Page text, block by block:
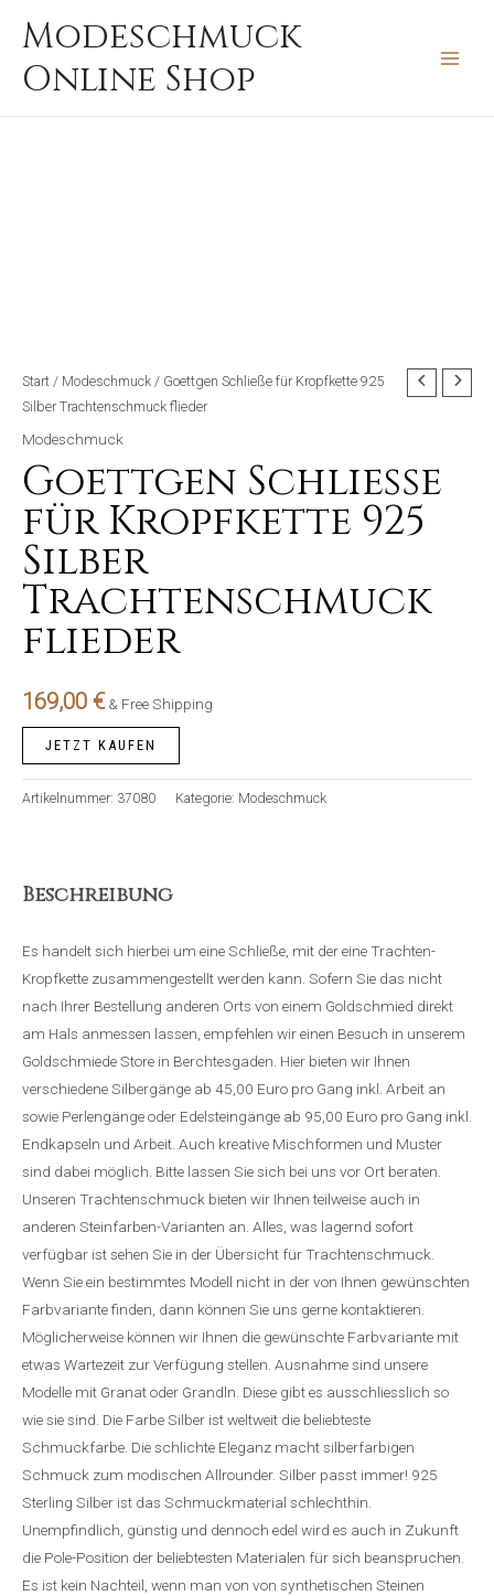
Inhalt
springen
Modeschmuck
Online Shop
Start / Modeschmuck / Goettgen Schließe für Kropfkette 925
Silber Trachtenschmuck flieder
Modeschmuck
Goettgen Schließe
für Kropfkette 925
Silber
Trachtenschmuck
flieder
169,00 € & Free Shipping
JETZT KAUFEN
Artikelnummer: 37080 Kategorie: Modeschmuck
Beschreibung
Es handelt sich hierbei um eine Schließe, mit der eine Trachten-
Kropfkette zusammengestellt werden kann. Sofern Sie das nicht
nach Ihrer Bestellung anderen Orts von einem Goldschmied direkt
am Hals anmessen lassen, empfehlen wir einen Besuch in unserem
Goldschmiede Store in Berchtesgaden. Hier bieten wir Ihnen
verschiedene Silbergänge ab 45,00 Euro pro Gang inkl. Arbeit an
sowie Perlengänge oder Edelsteingänge ab 95,00 Euro pro Gang inkl.
Endkapseln und Arbeit. Auch kreative Mischformen und Muster
sind dabei möglich. Bitte lassen Sie sich bei uns vor Ort beraten.
Unseren Trachtenschmuck bieten wir Ihnen teilweise auch in
anderen Steinfarben-Varianten an. Alles, was lagernd sofort
verfügbar ist sehen Sie in der Übersicht für Trachtenschmuck.
Wenn Sie ein bestimmtes Modell nicht in der von Ihnen gewünschten
Farbvariante finden, dann können Sie uns gerne kontaktieren.
Möglicherweise können wir Ihnen die gewünschte Farbvariante mit
etwas Wartezeit zur Verfügung stellen. Ausnahme sind unsere
Modelle mit Granat oder Grandln. Diese gibt es ausschliesslich so
wie sie sind. Die Farbe Silber ist weltweit die beliebteste
Schmuckfarbe. Die schlichte Eleganz macht silberfarbigen
Schmuck zum modischen Allrounder. Silber passt immer! 925
Sterling Silber ist das Schmuckmaterial schlechthin.
Unempfindlich, günstig und dennoch edel wird es auch in Zukunft
die Pole-Position der beliebtesten Materialen für sich beanspruchen.
Es ist kein Nachteil, wenn man von von synthetischen Steinen